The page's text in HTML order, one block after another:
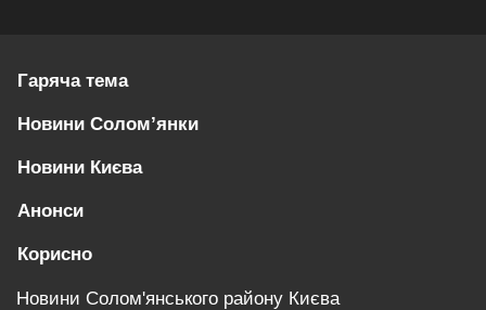
Гаряча тема
Новини Солом’янки
Новини Києва
Анонси
Корисно
Новини Солом'янського району Києва